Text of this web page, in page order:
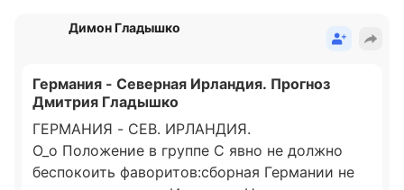
Димон Гладышко
Германия - Северная Ирландия. Прогноз
Дмитрия Гладышко
ГЕРМАНИЯ - СЕВ. ИРЛАНДИЯ.
О_о Положение в группе С явно не должно
беспокоить фаворитов:сборная Германии не